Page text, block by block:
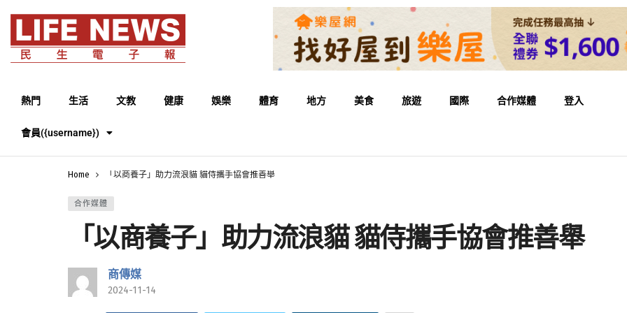
熱門 生活 文教 健康 娛樂 體育 地方 美食 旅遊 國際 合作媒體 登入
會員({username})
Home 「以商養子」助力流浪貓 貓侍攜手協會推善舉
合作媒體
「以商養子」助力流浪貓 貓侍攜手協會推善舉
商傳媒
2024-11-14